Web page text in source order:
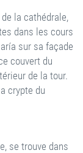
la cathédrale,
dans les cours
sur sa façade
couvert du
de la tour.
crypte du
se trouve dans